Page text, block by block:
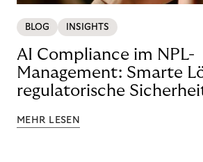
BLOG INSIGHTS
AI Compliance im NPL-
Management: Smarte
regulatorische
MEHR LESEN